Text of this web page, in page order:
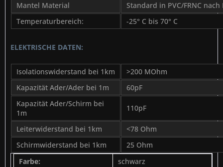
Mantel Material
Standard in PVC/FRNC
Temperaturbereich:
-25° C bis 70° C
ELEKTRISCHE DATEN:
Isolationswiderstand bei 1km
>200 MOhm
Kapazität Ader/Ader bei 1m
60pF
Kapazität Ader/Schirm bei
1m
110pF
Leiterwiderstand bei 1km
<78 Ohm
Schirmwiderstand bei 1km
25 Ohm
Farbe:
schwarz